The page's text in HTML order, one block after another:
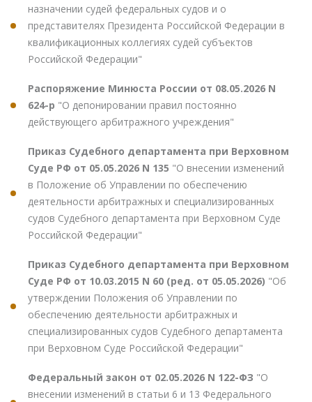
назначении судей федеральных судов и о
представителях Президента Российской Федерации в
квалификационных коллегиях судей субъектов
Российской Федерации"
Распоряжение Минюста России от 08.05.2026 N
624-р "О депонировании правил постоянно
действующего арбитражного учреждения"
Приказ Судебного департамента при Верховном
Суде РФ от 05.05.2026 N 135 "О внесении изменений
в Положение об Управлении по обеспечению
деятельности арбитражных и специализированных
судов Судебного департамента при Верховном Суде
Российской Федерации"
Приказ Судебного департамента при Верховном
Суде РФ от 10.03.2015 N 60 (ред. от 05.05.2026) "Об
утверждении Положения об Управлении по
обеспечению деятельности арбитражных и
специализированных судов Судебного департамента
при Верховном Суде Российской Федерации"
Федеральный закон от 02.05.2026 N 122-ФЗ "О
внесении изменений в статьи 6 и 13 Федерального